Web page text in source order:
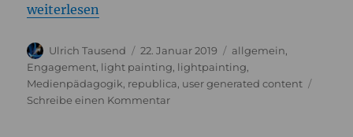
„Alternative Protestformen“
weiterlesen
Autor
Ulrich Tausend
Veröffentlicht
am
22. Januar 2019 Kategorien
allgemein,
Engagement, light painting, lightpainting,
Medienpädagogik, republica, user generated content
Schreibe einen Kommentarzu